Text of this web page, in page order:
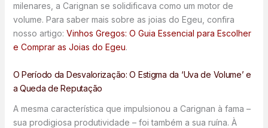
milenares, a Carignan se solidificava como um motor de
volume. Para saber mais sobre as joias do Egeu, confira
nosso artigo: Vinhos Gregos: O Guia Essencial para Escolher
e Comprar as Joias do Egeu.
O Período da Desvalorização: O Estigma da ‘Uva de Volume’ e
a Queda de Reputação
A mesma característica que impulsionou a Carignan à fama –
sua prodigiosa produtividade – foi também a sua ruína. À